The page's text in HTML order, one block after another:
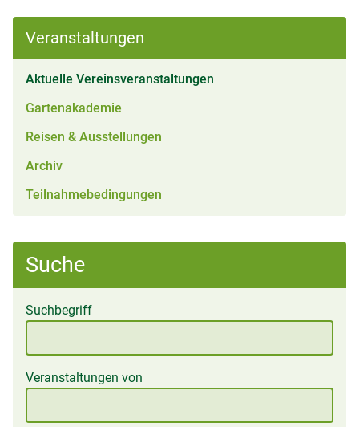
Veranstaltungen
Aktuelle Vereinsveranstaltungen
Gartenakademie
Reisen & Ausstellungen
Archiv
Teilnahmebedingungen
Suche
Suchbegriff
Veranstaltungen von